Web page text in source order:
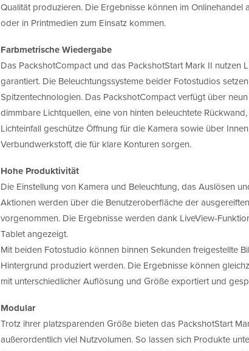
Qualität produzieren. Die Ergebnisse können im Onlinehandel
oder in Printmedien zum Einsatz kommen.
Farbmetrische Wiedergabe
Das PackshotCompact und das PackshotStart Mark II nutzen
garantiert. Die Beleuchtungssysteme beider Fotostudios
Spitzentechnologien. Das PackshotCompact verfügt über
dimmbare Lichtquellen, eine von hinten beleuchtete
Lichteinfall geschütze Öffnung für die Kamera sowie über
Verbundwerkstoff, die für klare Konturen sorgen.
Hohe Produktivität
Die Einstellung von Kamera und Beleuchtung, das Auslösen
Aktionen werden über die Benutzeroberfläche der
vorgenommen. Die Ergebnisse werden dank LiveView-
Tablet angezeigt.
Mit beiden Fotostudio können binnen Sekunden freigestellte
Hintergrund produziert werden. Die Ergebnisse können
mit unterschiedlicher Auflösung und Größe exportiert und
Modular
Trotz ihrer platzsparenden Größe bieten das PackshotStart
außerordentlich viel Nutzvolumen. So lassen sich Produkte